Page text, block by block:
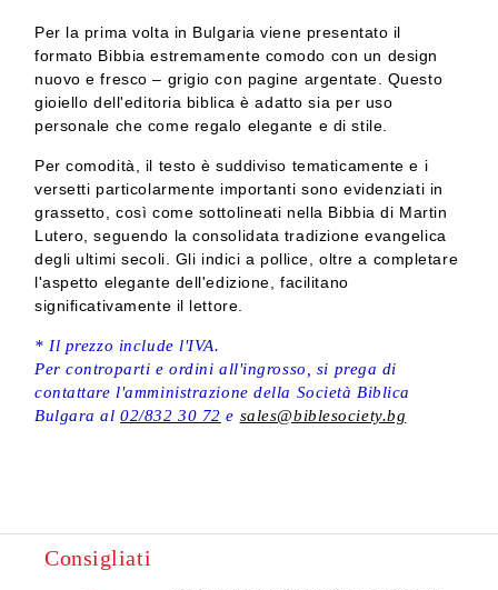
Per la prima volta in Bulgaria viene presentato il
formato Bibbia estremamente comodo con un design
nuovo e fresco – grigio con pagine argentate. Questo
gioiello dell'editoria biblica è adatto sia per uso
personale che come regalo elegante e di stile.
Per comodità, il testo è suddiviso tematicamente e i
versetti particolarmente importanti sono evidenziati in
grassetto, così come sottolineati nella Bibbia di Martin
Lutero, seguendo la consolidata tradizione evangelica
degli ultimi secoli. Gli indici a pollice, oltre a completare
l'aspetto elegante dell'edizione, facilitano
significativamente il lettore.
* Il prezzo include l'IVA.
Per controparti e ordini all'ingrosso, si prega di
contattare l'amministrazione della Società Biblica
Bulgara al02/832 30 72 e sales@biblesociety.bg
Consigliati